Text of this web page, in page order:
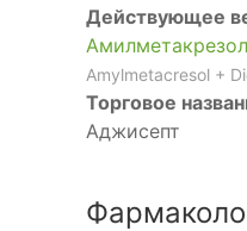
Действующее
Amylmetacresol +
Торговое
Аджисепт